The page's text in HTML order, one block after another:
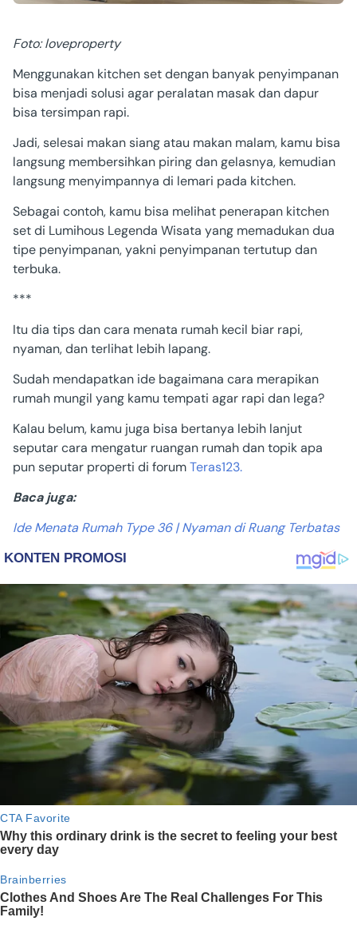
Foto: loveproperty
Menggunakan kitchen set dengan banyak penyimpanan
bisa menjadi solusi agar peralatan masak dan dapur
bisa tersimpan rapi.
Jadi, selesai makan siang atau makan malam, kamu bisa
langsung membersihkan piring dan gelasnya, kemudian
langsung menyimpannya di lemari pada kitchen.
Sebagai contoh, kamu bisa melihat penerapan kitchen
set di Lumihous Legenda Wisata yang memadukan dua
tipe penyimpanan, yakni penyimpanan tertutup dan
terbuka.
***
Itu dia tips dan cara menata rumah kecil biar rapi,
nyaman, dan terlihat lebih lapang.
Sudah mendapatkan ide bagaimana cara merapikan
rumah mungil yang kamu tempati agar rapi dan lega?
Kalau belum, kamu juga bisa bertanya lebih lanjut
seputar cara mengatur ruangan rumah dan topik apa
pun seputar properti di forumTeras123.
Baca juga:
Ide Menata Rumah Type 36 | Nyaman di Ruang Terbatas